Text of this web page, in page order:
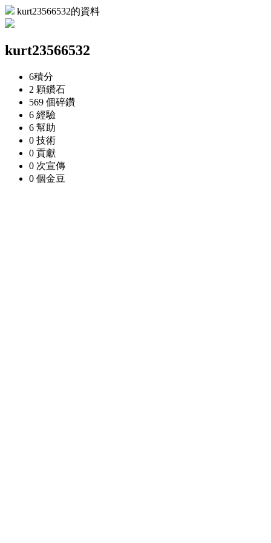
kurt23566532的資料
kurt23566532
6積分
2 顆鑽石
569 個碎鑽
6 經驗
6 幫助
0 技術
0 貢獻
0 次宣傳
0 個金豆